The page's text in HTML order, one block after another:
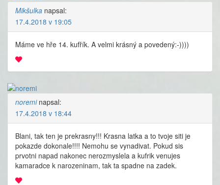
Mikšulka napsal:
17.4.2018 v 19:05
Máme ve hře 14. kufřík. A velmi krásný a povedený:-))))
noremi napsal:
17.4.2018 v 18:44
Blani, tak ten je prekrasny!!! Krasna latka a to tvoje siti je
pokazde dokonale!!!! Nemohu se vynadivat. Pokud sis
prvotni napad nakonec nerozmyslela a kufrik venujes
kamaradce k narozeninam, tak ta spadne na zadek.